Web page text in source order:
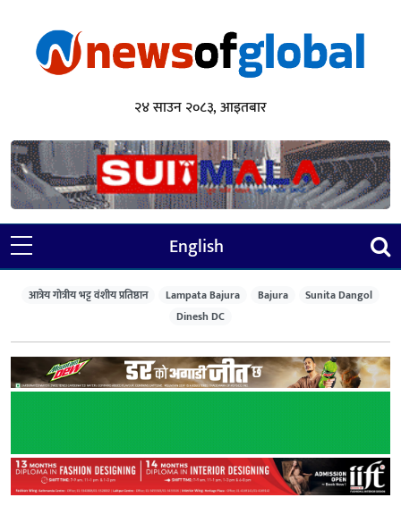
२४ साउन २०८३, आइतबार
English
आत्रेय गोत्रीय भट्ट वंशीय प्रतिष्ठान Lampata Bajura Bajura
Sunita Dangol
Dinesh DC